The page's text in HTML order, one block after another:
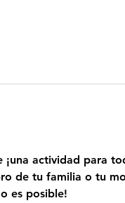
actividad para
de tu familia o tu
es posible!